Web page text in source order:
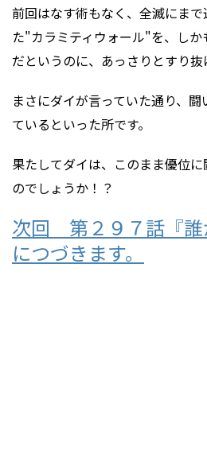
前回はなす術もなく、全滅にま
た"カラミティウォール"を、し
だというのに、あっさりとすり抜
まさにダイが言っていた通り、
ているといった所です。
果たしてダイは、このまま優位
のでしょうか！？
次回 第２９７話『誰
につづきます。